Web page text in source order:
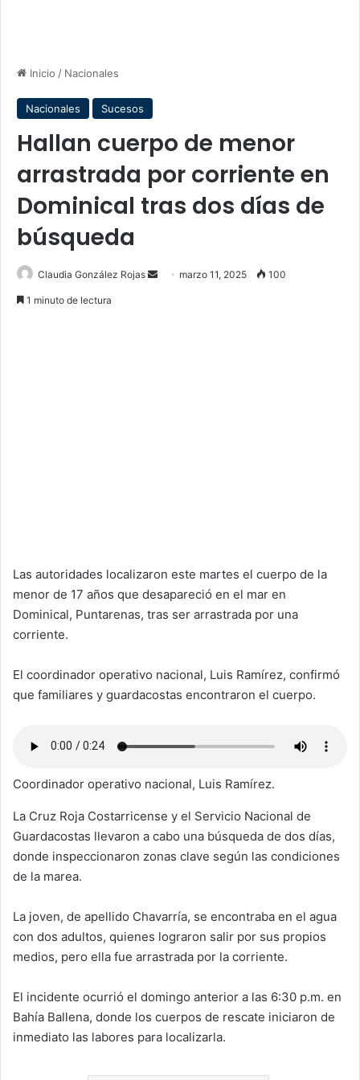
Inicio / Nacionales
Nacionales Sucesos
Hallan cuerpo de menor
arrastrada por corriente en
Dominical tras dos días de
búsqueda
Claudia González Rojas
Send marzo 11, 2025 100
1 minuto de lectura
Las autoridades localizaron este martes el cuerpo de la
menor de 17 años que desapareció en el mar en
Dominical, Puntarenas, tras ser arrastrada por una
corriente.
El coordinador operativo nacional, Luis Ramírez, confirmó
que familiares y guardacostas encontraron el cuerpo.
Coordinador operativo nacional, Luis Ramírez.
La Cruz Roja Costarricense y el Servicio Nacional de
Guardacostas llevaron a cabo una búsqueda de dos días,
donde inspeccionaron zonas clave según las condiciones
de la marea.
La joven, de apellido Chavarría, se encontraba en el agua
con dos adultos, quienes lograron salir por sus propios
medios, pero ella fue arrastrada por la corriente.
El incidente ocurrió el domingo anterior a las 6:30 p.m. en
Bahía Ballena, donde los cuerpos de rescate iniciaron de
inmediato las labores para localizarla.